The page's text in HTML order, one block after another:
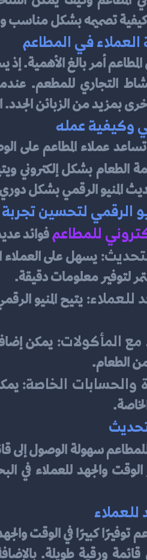
تصميمه بشكل مناسب
في المطاعم
بمزيد من الزبائن
وكيفية عمله
تساعد عملاء المطاعم
المنيو الرقمي بشكل دوري
الرقمي لتحسين تجربة
للمطاعمفوائد
لتوفير معلومات دقيقة.
للعملاء:
مع المأكولات:
الطعام.
والحسابات الخاصة: